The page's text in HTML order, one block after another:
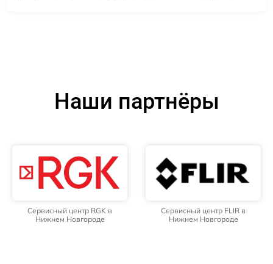
Наши партнёры
Сервисный центр RGK в
Нижнем Новгороде
Сервисный центр FLIR в
Нижнем Новгороде